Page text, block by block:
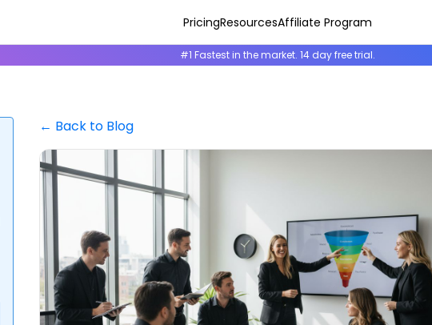
PricingResourcesAffiliate Program
#1 Fastest in the market. 14 day free trial.
← Back to Blog